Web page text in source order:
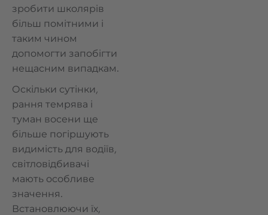
зробити школярів
більш помітними і
таким чином
допомогти запобігти
нещасним випадкам.
Оскільки сутінки,
рання темрява і
туман восени ще
більше погіршують
видимість для водіїв,
світловідбивачі
мають особливе
значення.
Встановлюючи їх,